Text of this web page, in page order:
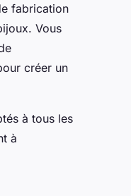
fabrication
Vous
créer un
à tous les
à